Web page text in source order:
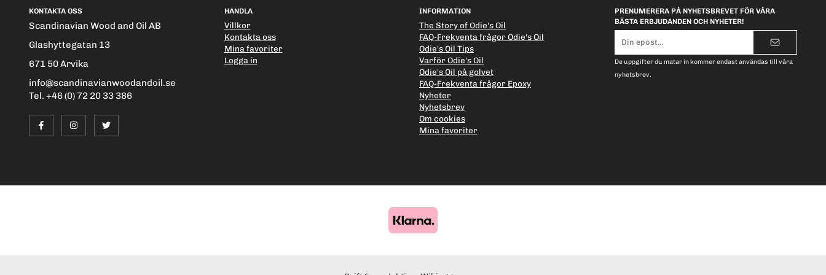
KONTAKTA OSS
Scandinavian Wood and Oil AB
Glashyttegatan 13
671 50 Arvika
info@scandinavianwoodandoil.se
Tel. +46 (0) 72 20 33 386
HANDLA
Villkor
Kontakta oss
Mina favoriter
Logga in
INFORMATION
The Story of Odie's Oil
FAQ-Frekventa frågor Odie's Oil
Odie's Oil Tips
Varför Odie's Oil
Odie's Oil på golvet
FAQ-Frekventa frågor Epoxy
Nyheter
Nyhetsbrev
Om cookies
Mina favoriter
PRENUMERERA PÅ NYHETSBREVET FÖR VÅRA
BÄSTA ERBJUDANDEN OCH NYHETER!
postadress
De uppgifter du matar in kommer endast användas till våra
nyhetsbrev.